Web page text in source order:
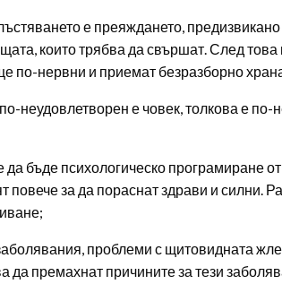
е преяждането,
които трябва да свършат. След
по-нервни и приемат безразборно
неудовлетворен е човек, толкова е по-
бъде психологическо програмиране от
повече за да пораснат здрави и силни.
проблеми с щитовидната
да премахнат причините за тези